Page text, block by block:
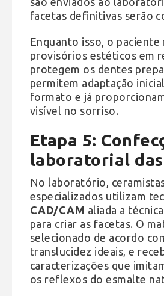
facetas definitivas serão
Enquanto isso, o paciente
provisórios estéticos em
protegem os dentes
permitem adaptação
formato e já
visível no sorriso.
Etapa 5:
laboratorial
No laboratório,
especializados utilizam
CAD/CAM aliada a
para criar as facetas. O
selecionado de acordo
translucidez ideais, e
caracterizações que
os reflexos do esmalte